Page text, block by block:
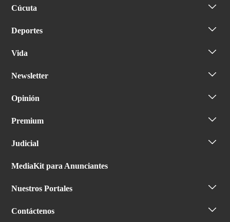
Cúcuta
Deportes
Vida
Newsletter
Opinión
Premium
Judicial
MediaKit para Anunciantes
Nuestros Portales
Contáctenos